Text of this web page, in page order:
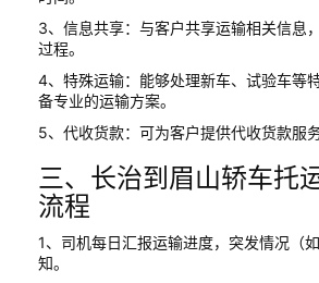
3、信息共享：与客户共享运输相关信息
过程。
4、特殊运输：能够处理新车、试验车等
备专业的运输方案。
5、代收货款：可为客户提供代收货款服
三、长治到眉山轿车托
流程
1、司机每日汇报运输进度，突发情况（
知。